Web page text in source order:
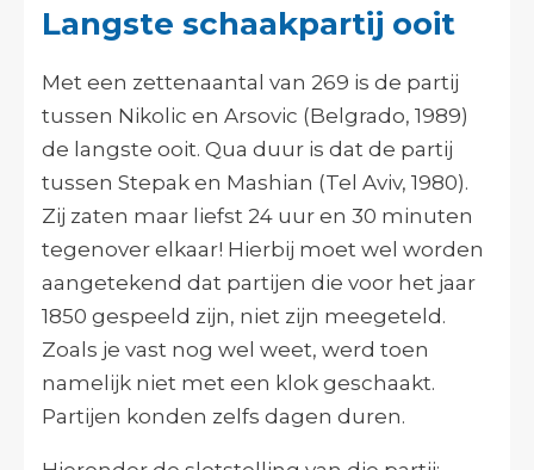
Langste schaakpartij ooit
Met een zettenaantal van 269 is de partij
tussen Nikolic en Arsovic (Belgrado, 1989)
de langste ooit. Qua duur is dat de partij
tussen Stepak en Mashian (Tel Aviv, 1980).
Zij zaten maar liefst 24 uur en 30 minuten
tegenover elkaar! Hierbij moet wel worden
aangetekend dat partijen die voor het jaar
1850 gespeeld zijn, niet zijn meegeteld.
Zoals je vast nog wel weet, werd toen
namelijk niet met een klok geschaakt.
Partijen konden zelfs dagen duren.